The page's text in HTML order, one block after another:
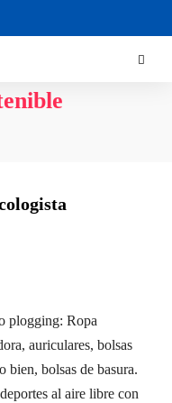
plogging: Ropa
auriculares, bolsas
bolsas de basura.
al aire libre con